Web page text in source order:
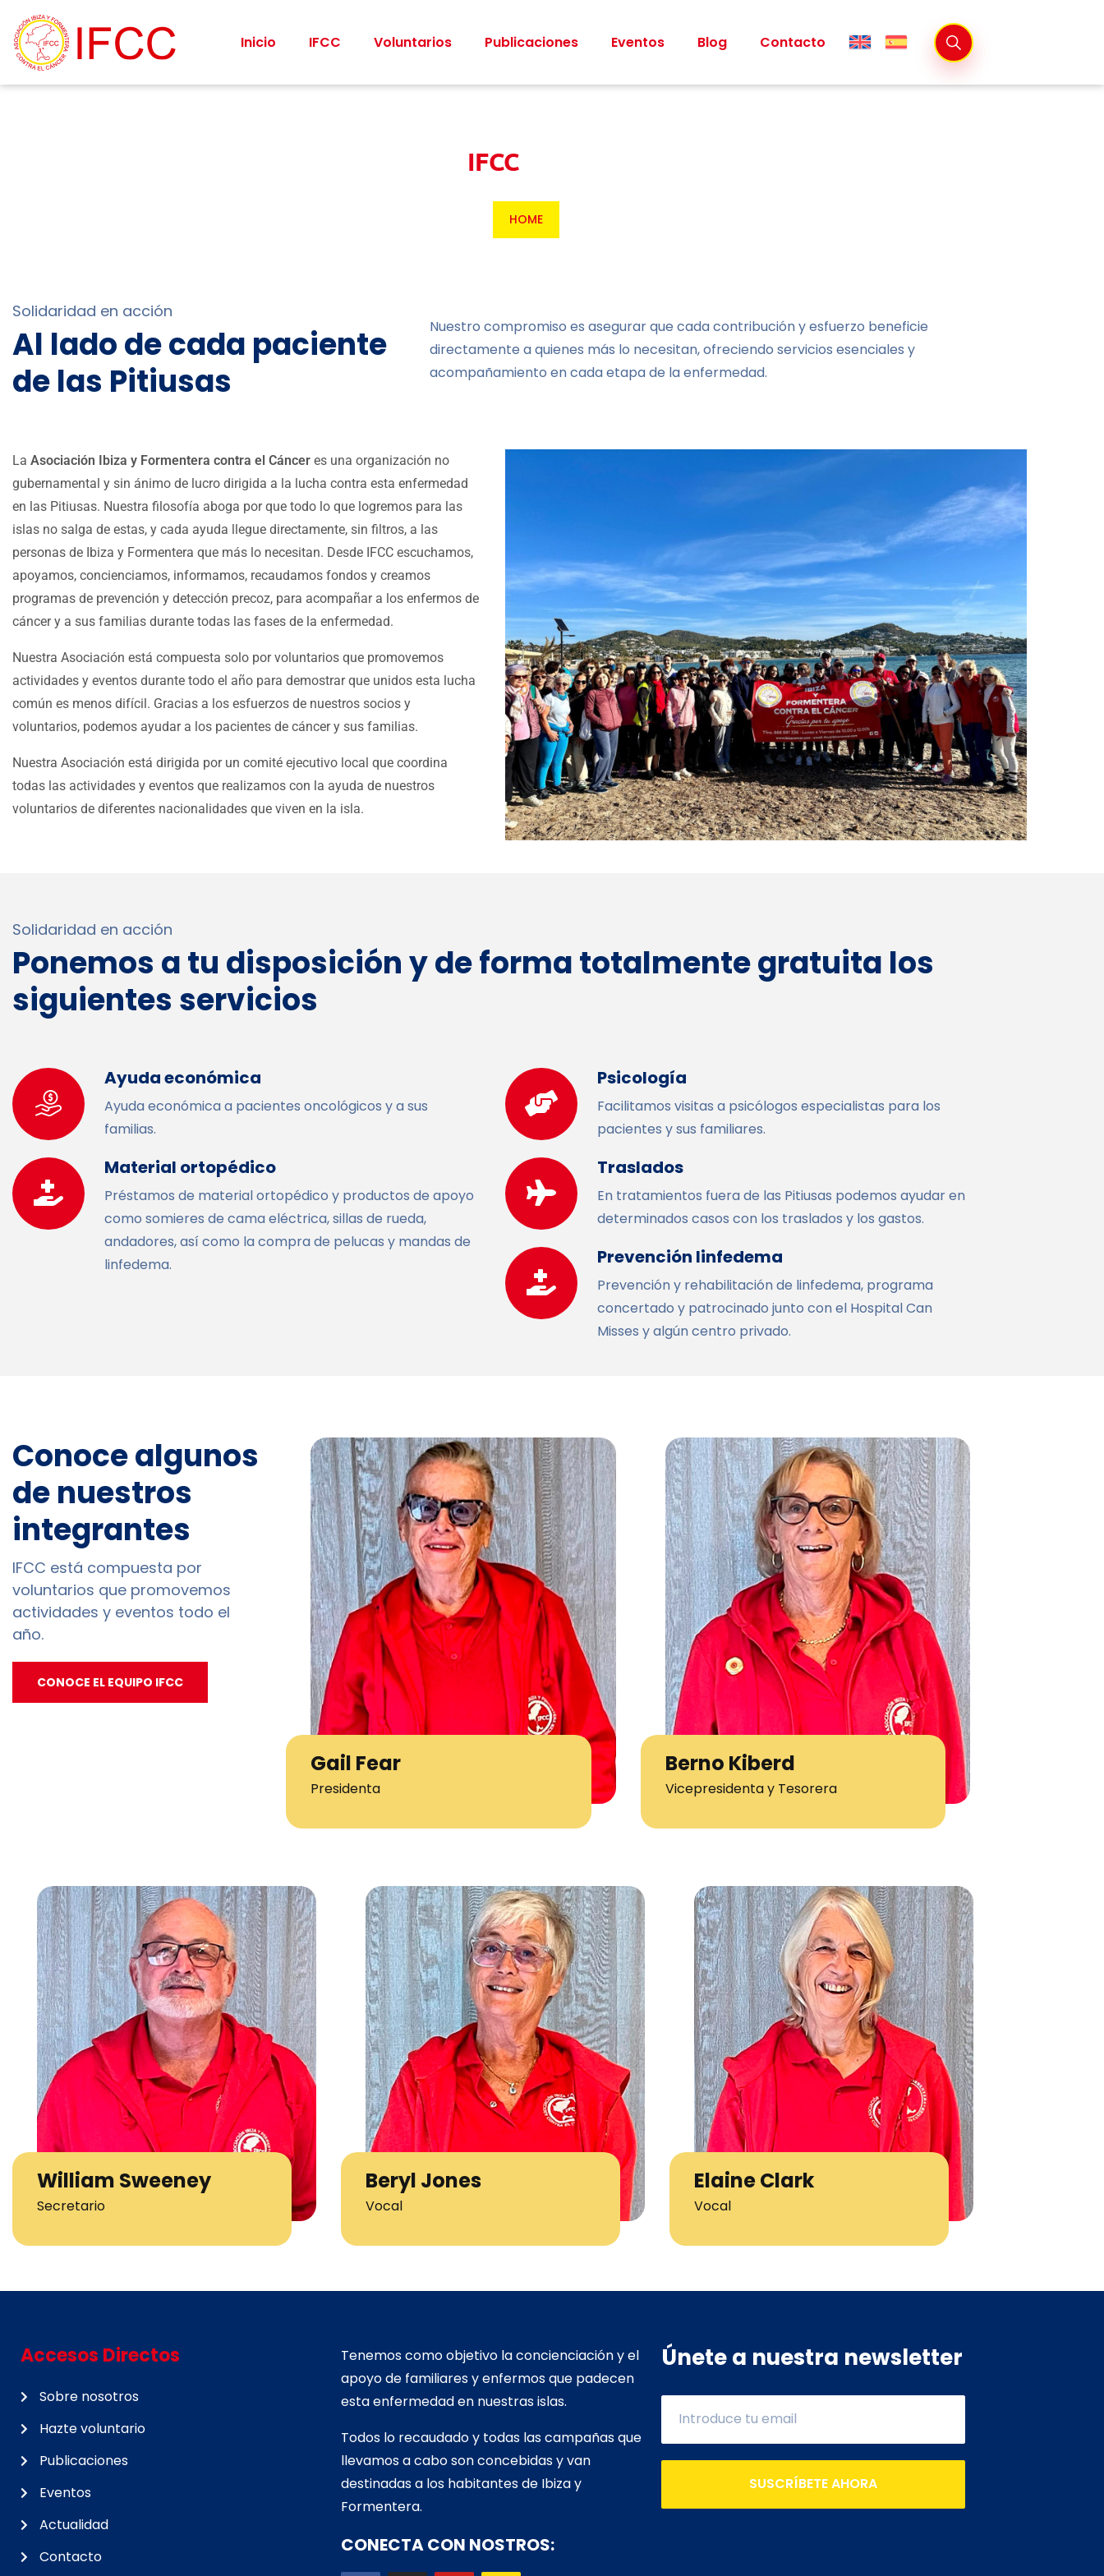
Inicio IFCC Voluntarios Publicaciones Eventos Blog Contacto
IFCC
HOME
Solidaridad en acción
Al lado de cada paciente
de las Pitiusas
Nuestro compromiso es asegurar que cada contribución y esfuerzo beneficie
directamente a quienes más lo necesitan, ofreciendo servicios esenciales y
acompañamiento en cada etapa de la enfermedad.
La Asociación Ibiza y Formentera contra el Cáncer es una organización no
gubernamental y sin ánimo de lucro dirigida a la lucha contra esta enfermedad
en las Pitiusas. Nuestra filosofía aboga por que todo lo que logremos para las
islas no salga de estas, y cada ayuda llegue directamente, sin filtros, a las
personas de Ibiza y Formentera que más lo necesitan. Desde IFCC escuchamos,
apoyamos, concienciamos, informamos, recaudamos fondos y creamos
programas de prevención y detección precoz, para acompañar a los enfermos de
cáncer y a sus familias durante todas las fases de la enfermedad.
Nuestra Asociación está compuesta solo por voluntarios que promovemos
actividades y eventos durante todo el año para demostrar que unidos esta lucha
común es menos difícil. Gracias a los esfuerzos de nuestros socios y
voluntarios, podemos ayudar a los pacientes de cáncer y sus familias.
Nuestra Asociación está dirigida por un comité ejecutivo local que coordina
todas las actividades y eventos que realizamos con la ayuda de nuestros
voluntarios de diferentes nacionalidades que viven en la isla.
Solidaridad en acción
Ponemos a tu disposición y de forma totalmente gratuita los
siguientes servicios
Ayuda económica
Ayuda económica a pacientes oncológicos y a sus
familias.
Material ortopédico
Préstamos de material ortopédico y productos de apoyo
como somieres de cama eléctrica, sillas de rueda,
andadores, así como la compra de pelucas y mandas de
linfedema.
Psicología
Facilitamos visitas a psicólogos especialistas para los
pacientes y sus familiares.
Traslados
En tratamientos fuera de las Pitiusas podemos ayudar en
determinados casos con los traslados y los gastos.
Prevención linfedema
Prevención y rehabilitación de linfedema, programa
concertado y patrocinado junto con el Hospital Can
Misses y algún centro privado.
Conoce algunos
de nuestros
integrantes
IFCC está compuesta por
voluntarios que promovemos
actividades y eventos todo el
año.
CONOCE EL EQUIPO IFCC
Gail Fear
Presidenta
Berno Kiberd
Vicepresidenta y Tesorera
William Sweeney
Secretario
Beryl Jones
Vocal
Elaine Clark
Vocal
Accesos Directos
Sobre nosotros
Hazte voluntario
Publicaciones
Eventos
Actualidad
Contacto
Tenemos como objetivo la concienciación y el
apoyo de familiares y enfermos que padecen
esta enfermedad en nuestras islas.
Todos lo recaudado y todas las campañas que
llevamos a cabo son concebidas y van
destinadas a los habitantes de Ibiza y
Formentera.
CONECTA CON NOSTROS:
Únete a nuestra newsletter
SUSCRÍBETE AHORA